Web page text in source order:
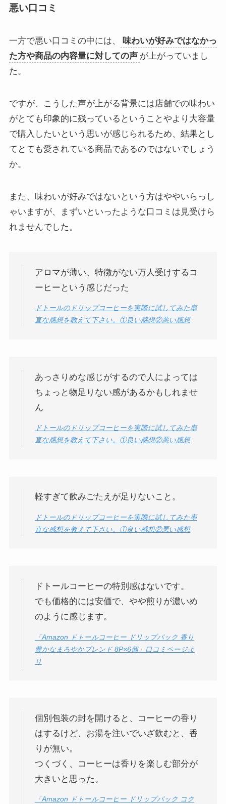
悪い口コミ
一方で悪い口コミの中には、
味わいが好みではなかっ
た方や商品の内容量に対しての声 が上がっていまし
た。
ですが、こうした声が上がる背景には店舗での味わい
がとても印象的に残っているということやより大容量
で購入したいという思いが感じられるため、結果とし
てとても愛されている商品であるのではないでしょう
か。
また、味わいが好みではないという方はややいらっし
ゃいますが、まずいといったような口コミは見受けら
れませんでした。
アロマが薄い、特徴がない万人受けするコ
ーヒーという感じだった
ドトールのドリップコーヒーを実際に試してみた率
直な感想を教えて下さい。①良い感想②悪い感想
あっさりめな感じがするので人によっては
ちょっと物足りない感があるかもしれませ
ん
ドトールのドリップコーヒーを実際に試してみた率
直な感想を教えて下さい。①良い感想②悪い感想
軽すぎて飲みごたえが足りないこと。
ドトールのドリップコーヒーを実際に試してみた率
直な感想を教えて下さい。①良い感想②悪い感想
ドトールコーヒーの特別感はないです。
でも価格的には安価で、やや煎りが濃いめ
のように感じます。
「Amazon ドトールコーヒー ドリップパック 香り
豊かなまろやかブレンド 8P×6個」口コミページよ
り
個別包装の封を開けると、コーヒーの香り
はするけど、お湯を注いでいざ飲むと、香
りが無い。
つくづく、コーヒーは香りを楽しむ部分が
大きいと思った。
「Amazon ドトールコーヒー ドリップパック コク